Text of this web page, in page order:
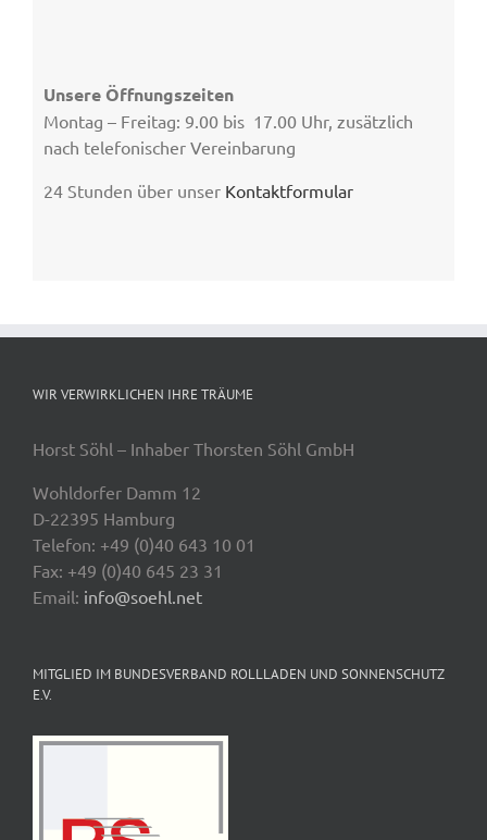
Unsere Öffnungszeiten
Montag – Freitag: 9.00 bis 17.00 Uhr, zusätzlich
nach telefonischer Vereinbarung
24 Stunden über unser Kontaktformular
WIR VERWIRKLICHEN IHRE TRÄUME
Horst Söhl – Inhaber Thorsten Söhl GmbH
Wohldorfer Damm 12
D-22395 Hamburg
Telefon: +49 (0)40 643 10 01
Fax: +49 (0)40 645 23 31
Email: info@soehl.net
MITGLIED IM BUNDESVERBAND ROLLLADEN UND SONNENSCHUTZ
E.V.